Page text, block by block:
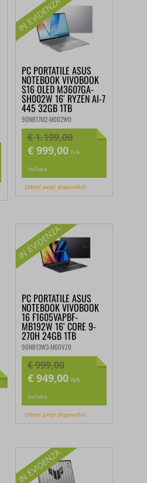
PC PORTATILE ASUS
NOTEBOOK VIVOBOOK
S16 OLED M3607GA-
SH002W 16′ RYZEN AI-7
445 32GB 1TB
90NB17M2-M002W0
€1.199,00
Il
prezzo
originale
era:
€ 999,00Il
attuale
è:
IVA
inclusa
Ultimi pezzi disponibili
PC PORTATILE ASUS
NOTEBOOK VIVOBOOK
16 F1605VAPBF-
MB192W 16′ CORE 9-
270H 24GB 1TB
90NB13W3-M00VZ0
€999,00
Il
prezzo
originale
era:
€ 949,00Il
attuale
è:
IVA
inclusa
Ultimi pezzi disponibili